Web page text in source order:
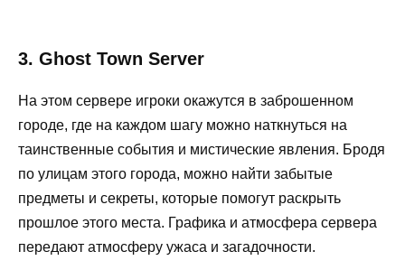
3. Ghost Town Server
На этом сервере игроки окажутся в заброшенном
городе, где на каждом шагу можно наткнуться на
таинственные события и мистические явления. Бродя
по улицам этого города, можно найти забытые
предметы и секреты, которые помогут раскрыть
прошлое этого места. Графика и атмосфера сервера
передают атмосферу ужаса и загадочности.